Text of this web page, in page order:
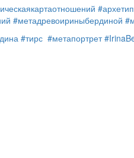
#метадревоириныбердиной
#тирс #метапортрет